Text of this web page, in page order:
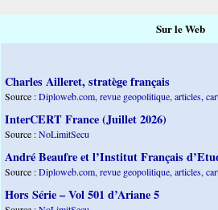
Sur le Web
Charles Ailleret, stratège français
Source :Diploweb.com, revue geopolitique, articles,
InterCERT France (Juillet 2026)
Source :NoLimitSecu
André Beaufre et l’Institut Français
Source :Diploweb.com, revue geopolitique, articles,
Hors Série – Vol 501 d’Ariane 5